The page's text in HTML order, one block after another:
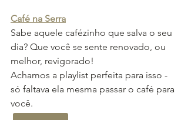
Café na Serra
Sabe aquele cafézinho que salva o seu
dia? Que você se sente renovado, ou
melhor, revigorado!
Achamos a playlist perfeita para isso -
só faltava ela mesma passar o café para
você.